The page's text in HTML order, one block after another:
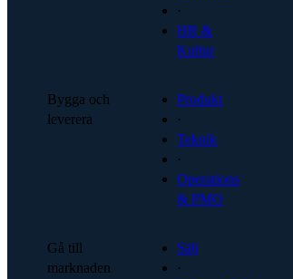
·
HR &
Kultur
Bygga och
leverera
Produkt
·
Teknik
·
Operations
& PMO
Gå till
marknaden
Sälj
·